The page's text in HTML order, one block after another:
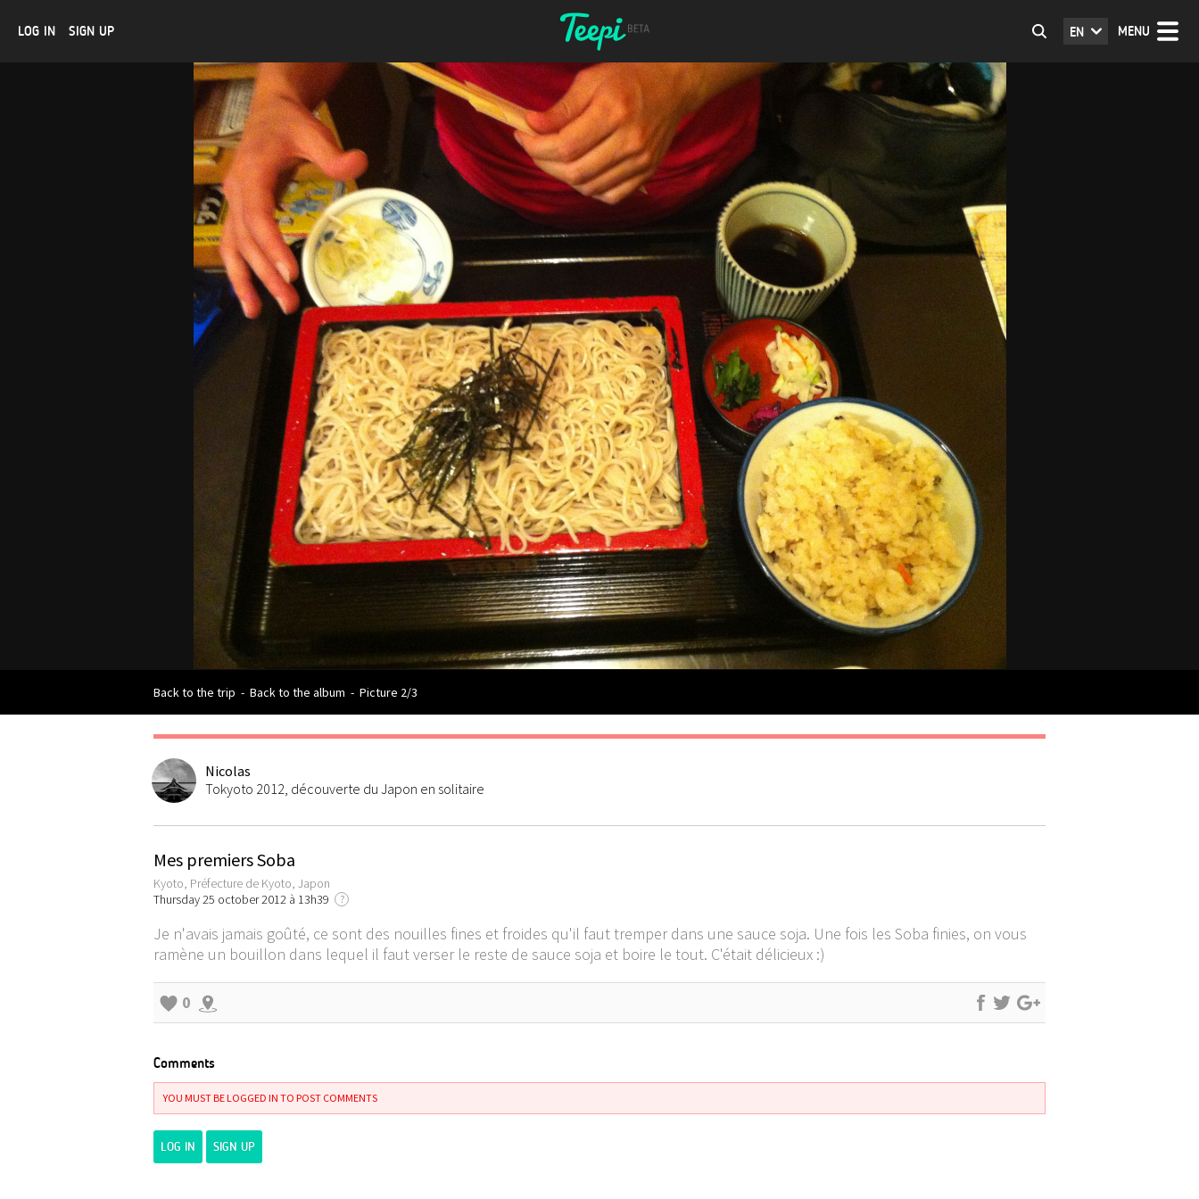
LOG IN SIGN UP MENU
EN
Back to the trip - Back to the album - Picture 2/3
Nicolas
Tokyoto 2012, découverte du Japon en solitaire
Mes premiers Soba
Kyoto, Préfecture de Kyoto, Japon
Thursday 25 october 2012 à 13h39
?
Je n'avais jamais goûté, ce sont des nouilles fines et froides qu'il faut tremper dans une sauce soja. Une fois les Soba finies, on vous
ramène un bouillon dans lequel il faut verser le reste de sauce soja et boire le tout. C'était délicieux :)
0
Comments
YOU MUST BE LOGGED IN TO POST COMMENTS
LOG IN SIGN UP